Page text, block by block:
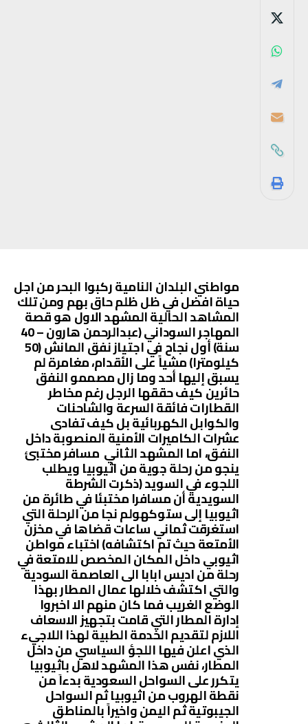
مواطني البلدان النامية ركبوا البحر من اجل
حياة افضل في ظل ظلم حاق بهم ومن تلك
المشاهد الحالية المشهد الاول هو قصة
المهاجر السوداني (عبدالرحمن هارون – 40
سنة) أول نجاح في اجتياز نفق المانش (50
كيلومترا) مشياً على الأقدام، مغامرة لم
يسبق إليها أحد وما زال مصممو النفق
حائرين كيف حققها الرجل رغم مخاطر
القطارات فائقة السرعة والشاحنات
والكوابل الكهربائية بل كيف تفادى
عشرات الكاميرات الأمنية المنصوبة داخل
النفق، اما المشهد الثاني مسافر مختبئ
ينجو من رحلة جوية من اثيوبيا ويطلب
اللجوء في السويد (ذكرت الشرطة
السويدية أن مسافرا مختبئا في طائرة من
اثيوبيا إلى ستوكهولم نجا من الرحلة التي
استغرقت ثماني ساعات قضاها في مخزن
الأمتعة حيث تم اكتشافه) اختباء مواطن
اثيوبي داخل المكان المخصص للامتعة في
رحلة من اديس ابابا الى العاصمة السودية
والتي اكتشف خلالها عمال المطار بهذا
الوضع الغريب فما كان منهم الا اخبروا
إدارة المطار التي قامت بتجهيز الاسعاف
اللازم لتقديم الخدمة الطبية لهذا اللاجيء
الذي اعلن فيها اللجؤ السياسي من داخل
المطار، نفس هذا المشهد لاهل باثيوبيا
يتكرر على السواحل السعودية بدءاَ من
نقطة الهروب من اثيوبيا ثم السواحل
الجيبوتية ثم اليمن واخيراً بالمناطق